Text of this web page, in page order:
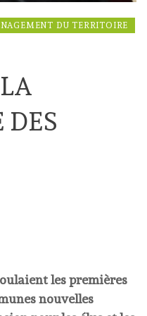
DU TERRITOIRE
les premières
nouvelles